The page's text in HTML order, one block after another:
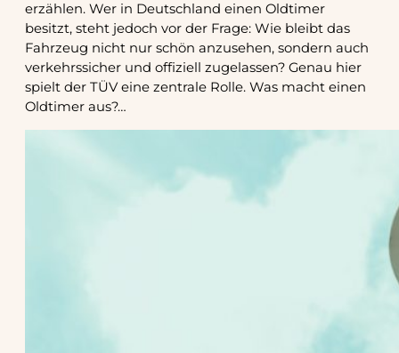
erzählen. Wer in Deutschland einen Oldtimer
besitzt, steht jedoch vor der Frage: Wie bleibt das
Fahrzeug nicht nur schön anzusehen, sondern auch
verkehrssicher und offiziell zugelassen? Genau hier
spielt der TÜV eine zentrale Rolle. Was macht einen
Oldtimer aus?…